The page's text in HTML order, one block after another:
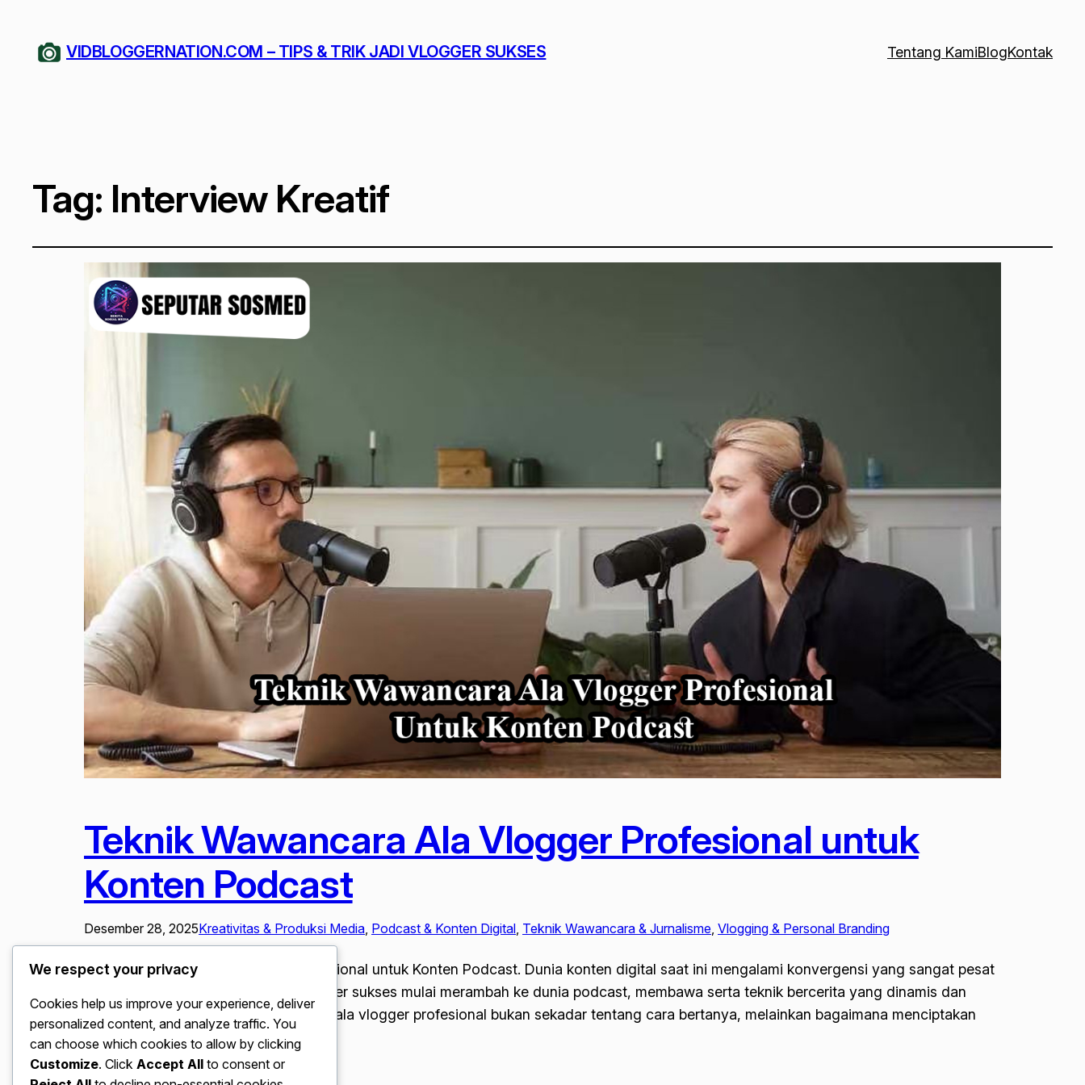
VIDBLOGGERNATION.COM – TIPS & TRIK JADI VLOGGER SUKSES Tentang KamiBlogKontak
Tag: Interview Kreatif
Teknik Wawancara Ala Vlogger Profesional untuk
Konten Podcast
Desember 28, 2025Kreativitas & Produksi Media, Podcast & Konten Digital, Teknik Wawancara & Jurnalisme, Vlogging & Personal Branding
Teknik Wawancara Ala Vlogger Profesional untuk Konten Podcast. Dunia konten digital saat ini mengalami konvergensi yang sangat pesat
antara video dan audio. Banyak vlogger sukses mulai merambah ke dunia podcast, membawa serta teknik bercerita yang dinamis dan
visual. Mempelajari teknik wawancara ala vlogger profesional bukan sekadar tentang cara bertanya, melainkan bagaimana menciptakan
pengalaman yang imersif…
We respect your privacy
Cookies help us improve your experience, deliver
personalized content, and analyze traffic. You
can choose which cookies to allow by clicking
Customize. Click Accept All to consent or